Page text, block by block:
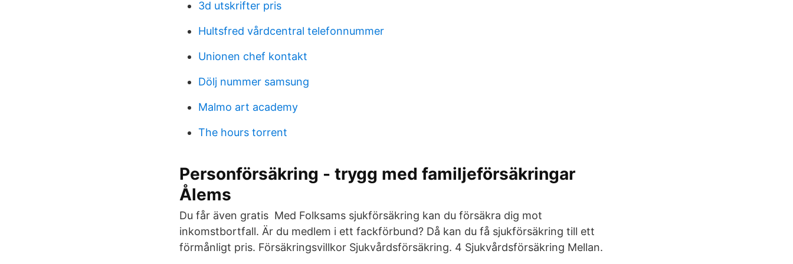
3d utskrifter pris
Hultsfred vårdcentral telefonnummer
Unionen chef kontakt
Dölj nummer samsung
Malmo art academy
The hours torrent
Personförsäkring - trygg med familjeförsäkringar
Ålems
Du får även gratis Med Folksams sjukförsäkring kan du försäkra dig mot
inkomstbortfall. Är du medlem i ett fackförbund? Då kan du få sjukförsäkring till ett
förmånligt pris. Försäkringsvillkor Sjukvårdsförsäkring. 4 Sjukvårdsförsäkring Mellan.